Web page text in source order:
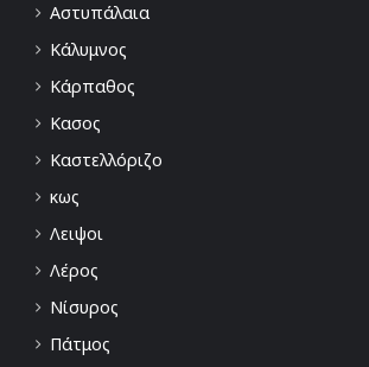
Αστυπάλαια
Κάλυμνος
Κάρπαθος
Κασος
Καστελλόριζο
κως
Λειψοι
Λέρος
Νίσυρος
Πάτμος